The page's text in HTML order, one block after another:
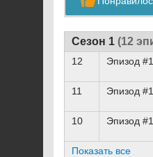
Сезон 1 (12
12 Эпизод
11
Эпизод
10
Эпизод
Показать все